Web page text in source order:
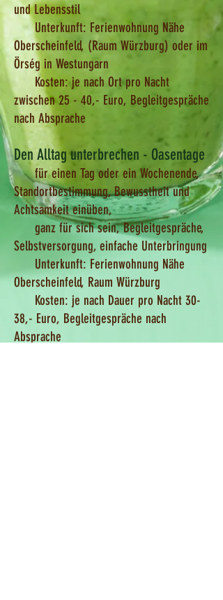
und Lebensstil​
Unterkunft: Ferienwohnung Nähe
Oberscheinfeld, (Raum Würzburg) oder im
Örség in Westungarn
Kosten: je nach Ort pro Nacht
zwischen 25 - 40,- Euro, Begleitgespräche
nach Absprache
Den Alltag unterbrechen - Oasentage
für einen Tag oder ein Wochenende,
Standortbestimmung, Bewusstheit und
Achtsamkeit einüben,
ganz für sich sein, Begleitgespräche,
Selbstversorgung, einfache Unterbringung
Unterkunft: Ferienwohnung Nähe
Oberscheinfeld, Raum Würzburg
Kosten: je nach Dauer pro Nacht 30-
38,- Euro, Begleitgespräche nach
Absprache